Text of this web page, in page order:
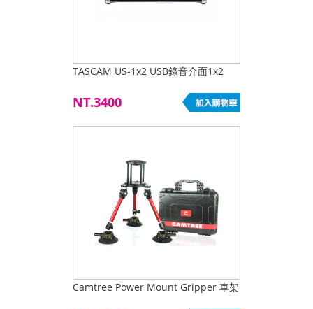
TASCAM US-1x2 USB錄音介面1x2
NT.3400
Camtree Power Mount Gripper 車架